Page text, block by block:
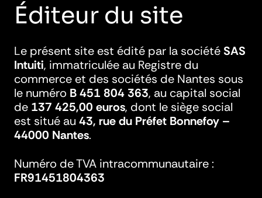
Éditeur du site
Le présent site est édité par la sociétéSAS
Intuiti, immatriculée au Registre du
commerce et des sociétés de Nantes sous
le numéro B 451 804 363, au capital social
de 137 425,00 euros, dont le siège social
est situé au 43, rue du Préfet Bonnefoy –
44000 Nantes.
Numéro de TVA intracommunautaire :
FR91451804363